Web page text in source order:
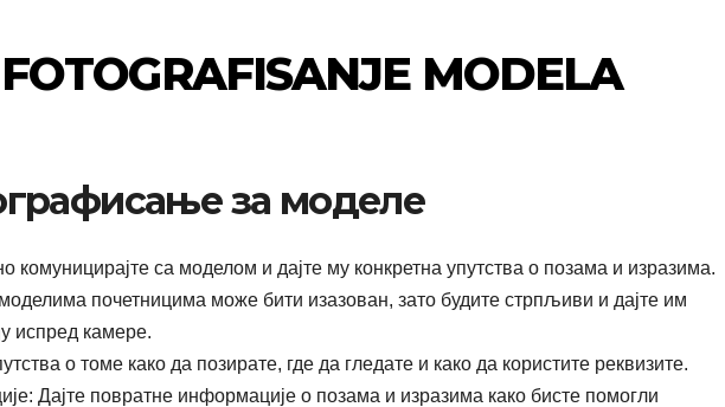
MODELA
за моделе
комуницирајте са моделом и дајте му конкретна упутства о позама и изразима.
почетницима може бити изазован, зато будите стрпљиви и дајте им
испред камере.
о томе како да позирате, где да гледате и како да користите реквизите.
Дајте повратне информације о позама и изразима како бисте помогли